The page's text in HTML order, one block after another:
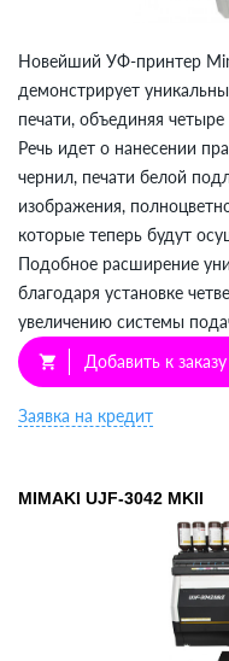
Новейший УФ-принтер
демонстрирует
печати, объединяя
Речь идет о нанесении
чернил, печати белой
изображения,
которые теперь будут
Подобное расширение
благодаря установке
увеличению системы
shopping_cart Добавить к заказу
Заявка на кредит
MIMAKI UJF-3042 MKII